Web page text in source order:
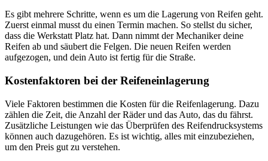
Es gibt mehrere Schritte, wenn es um die Lagerung von Reifen geht.
Zuerst einmal musst du einen Termin machen. So stellst du sicher,
dass die Werkstatt Platz hat. Dann nimmt der Mechaniker deine
Reifen ab und säubert die Felgen. Die neuen Reifen werden
aufgezogen, und dein Auto ist fertig für die Straße.
Kostenfaktoren bei der Reifeneinlagerung
Viele Faktoren bestimmen die Kosten für die Reifenlagerung. Dazu
zählen die Zeit, die Anzahl der Räder und das Auto, das du fährst.
Zusätzliche Leistungen wie das Überprüfen des Reifendrucksystems
können auch dazugehören. Es ist wichtig, alles mit einzubeziehen,
um den Preis gut zu verstehen.